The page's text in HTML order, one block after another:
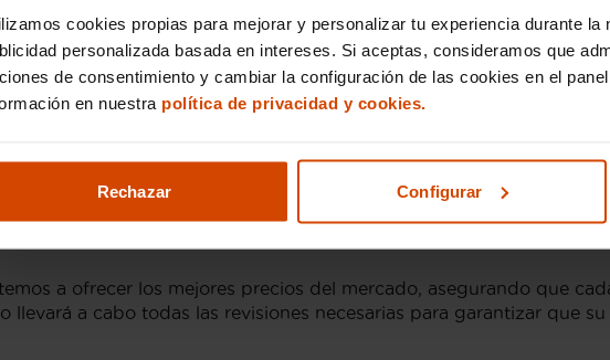
cookies propias para mejorar y personalizar tu experiencia durante
personalizada basada en intereses. Si aceptas, consideramos que
de consentimiento y cambiar la configuración de las cookies en el
en nuestra política de privacidad y cookies.
Rechazar Configurar
segunda mano en Girona
mano en Girona ofrece múltiples opciones si está buscando
kilometraje y estado general del vehículo. A modo de ejemplo:
mano en buen estado puede oscilar entre los 10,000€ y 15,000€,
múltiples versiones y configuraciones, puede encontrarse en un
, el precio puede situarse entre los 23,000€ y 30,000€, siendo
a ofrecer los mejores precios del mercado, asegurando que
llevará a cabo todas las revisiones necesarias para garantizar que